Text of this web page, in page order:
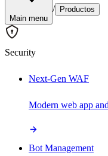
Main menu
/ Productos
Security
Next-Gen WAF
Modern web app
Bot Management